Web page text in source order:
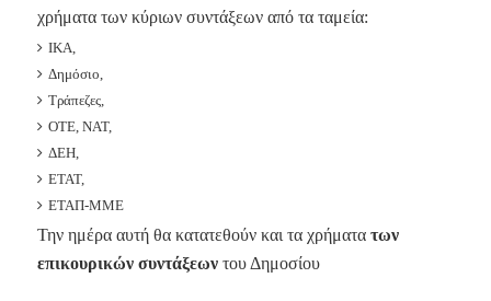
χρήματα των κύριων συντάξεων από τα ταμεία:
ΙΚΑ,
Δημόσιο,
Τράπεζες,
ΟΤΕ, ΝΑΤ,
ΔΕΗ,
ΕΤΑΤ,
ΕΤΑΠ-ΜΜΕ
Την ημέρα αυτή θα κατατεθούν και τα χρήματα των
επικουρικών συντάξεωντου Δημοσίου